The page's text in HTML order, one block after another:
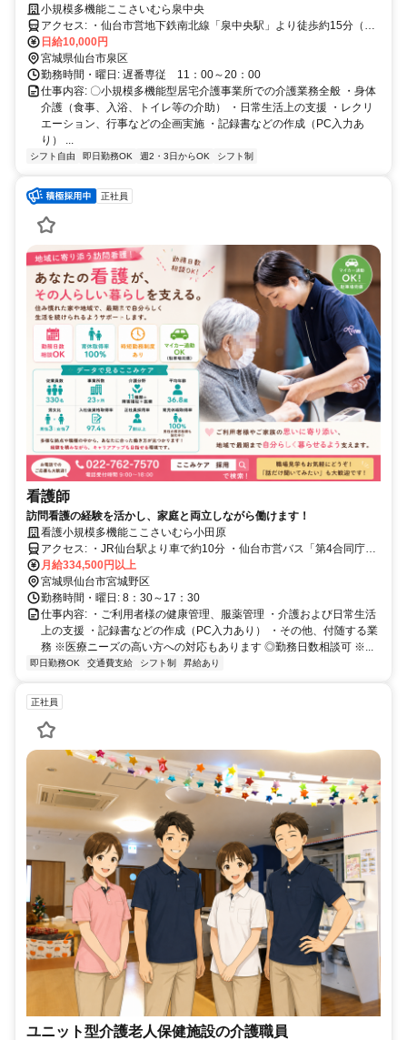
小規模多機能ここさいむら泉中央
アクセス: ・仙台市営地下鉄南北線「泉中央駅」より徒歩約15分（車
で約5分） ・仙台市営バス「野村」バス停より徒歩約3分 ・泉総合運
動場近く ※車（マイカー）・バイク・自転車通勤OK
日給10,000円
宮城県仙台市泉区
勤務時間・曜日: 遅番専従 11：00～20：00
仕事内容: 〇小規模多機能型居宅介護事業所での介護業務全般 ・身体
介護（食事、入浴、トイレ等の介助） ・日常生活上の支援 ・レクリ
エーション、行事などの企画実施 ・記録書などの作成（PC入力あ
り） ...
シフト自由 即日勤務OK 週2・3日からOK シフト制
正社員
看護師
訪問看護の経験を活かし、家庭と両立しながら働けます！
看護小規模多機能ここさいむら小田原
アクセス: ・JR仙台駅より車で約10分 ・仙台市営バス「第4合同庁舎
前」バス停より徒歩約10分 ※車（マイカー）・バイク・自転車通勤
OK
月給334,500円以上
宮城県仙台市宮城野区
勤務時間・曜日: 8：30～17：30
仕事内容: ・ご利用者様の健康管理、服薬管理 ・介護および日常生活
上の支援 ・記録書などの作成（PC入力あり） ・その他、付随する業
務 ※医療ニーズの高い方への対応もあります ◎勤務日数相談可 ※...
即日勤務OK 交通費支給 シフト制 昇給あり
正社員
ユニット型介護老人保健施設の介護職員